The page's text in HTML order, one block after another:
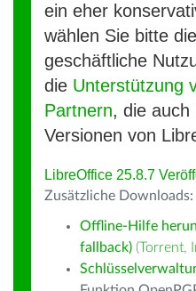
ein eher
wählen Sie bitte
geschäftliche
die Unterstützung
Partnern, die auch
Versionen von
LibreOffice 25.8.7
Zusätzliche Downloads:
Offline-Hilfe
fallback) (Torrent,